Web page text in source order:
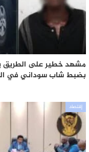
مشهد خطير على الطريق
بضبط شاب سوداني في
إقتصاد